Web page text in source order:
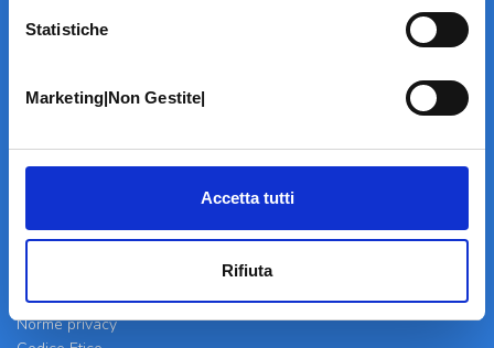
Statistiche
Marketing|Non Gestite|
Accetta tutti
Rifiuta
Il Centro
INFORMATIVE
Cookie Policy
Norme privacy